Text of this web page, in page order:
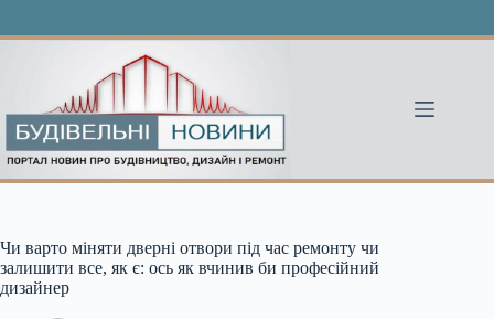
Чи варто міняти дверні отвори під час ремонту чи
залишити все, як є: ось як вчинив би професійний
дизайнер